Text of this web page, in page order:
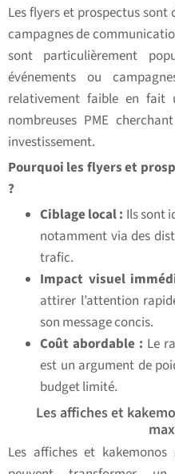
Les flyers et prospectus
campagnes de
sont particulièrement
événements ou
relativement faible en fait
nombreuses PME
investissement.
Pourquoi les flyers et
?
Ciblage local : Ils sont
notamment via des
trafic.
Impact visuel
attirer l’attention
son message concis.
Coût abordable : Le
est un argument de
budget limité.
Les affiches et
Les affiches et